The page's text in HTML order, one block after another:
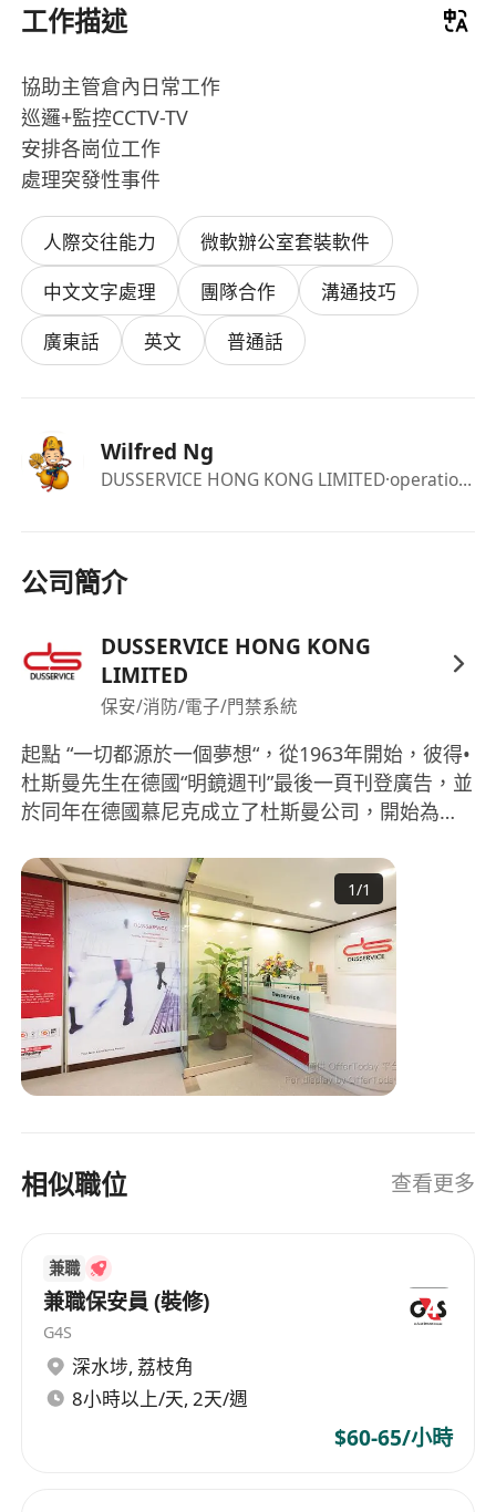
工作描述
協助主管倉內日常工作
巡邏+監控CCTV-TV
安排各崗位工作
處理突發性事件
人際交往能力
微軟辦公室套裝軟件
中文文字處理
團隊合作
溝通技巧
廣東話
英文 普通話
Wilfred Ng
DUSSERVICE HONG KONG LIMITED·operations manager
公司簡介
DUSSERVICE HONG KONG
LIMITED
保安/消防/電子/門禁系統
起點 “一切都源於一個夢想“，從1963年開始，彼得•
杜斯曼先生在德國“明鏡週刊”最後一頁刊登廣告，並
於同年在德國慕尼克成立了杜斯曼公司，開始為當
功，於是，那一年也變成了杜斯曼的元年。 杜斯曼
的設施管理服務誕生於1976年，憑藉敏銳的商業嗅
覺，杜斯曼發現了市場中不斷湧現的對“一攬子”服務
的潜在需求之後，綜合設施管理便應運而生，並在
杜斯曼全球公司中開始踐行綜合設施管理理念。 自
從上世紀90年代將新總部遷至柏林之後，杜斯曼便
開始了在亞洲的業務擴張。分別於1996年和1998
年，在香港和上海成立了分公司，2019年銷售總額
超過4.8億人民幣，總員工數超過5000人。 進化 在
綜合商業地產、醫療及養老、政府及公共設施、高
要的年份，基於對全球經濟環境變化的分析及綜合
設施管理市場未來趨勢的判斷，開始了變革和轉型
調整之路。隨著5年長期發展戰略的推出，更加堅定
了公司從單一服務的提供商轉型至多元化的綜合設
施管理服務商的决心，通過覈心流程的持續優化，
運用我們積累的專業知識，尋求技術創新的解決方
案，由5000名員工組成的多元化服務團隊為一個共
1/1
相似職位 查看更多
兼職
兼職保安員 (裝修)
G4S
深水埗, 荔枝角
8小時以上/天, 2天/週
$60-65/小時